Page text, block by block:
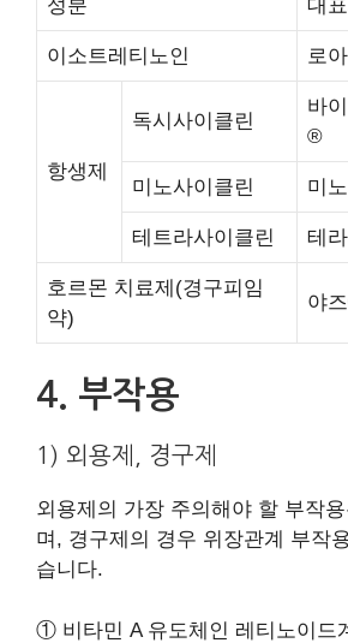
성분 대
이소트레티노인 로
항생제
독시사이클린
바
®
미노사이클린 미
테트라사이클린 테
호르몬 치료제(경구피임
약)
야
4. 부작용
1) 외용제, 경구제
외용제의 가장 주의해야 할 부작
며, 경구제의 경우 위장관계 부작
습니다.
① 비타민 A 유도체인 레티노이드